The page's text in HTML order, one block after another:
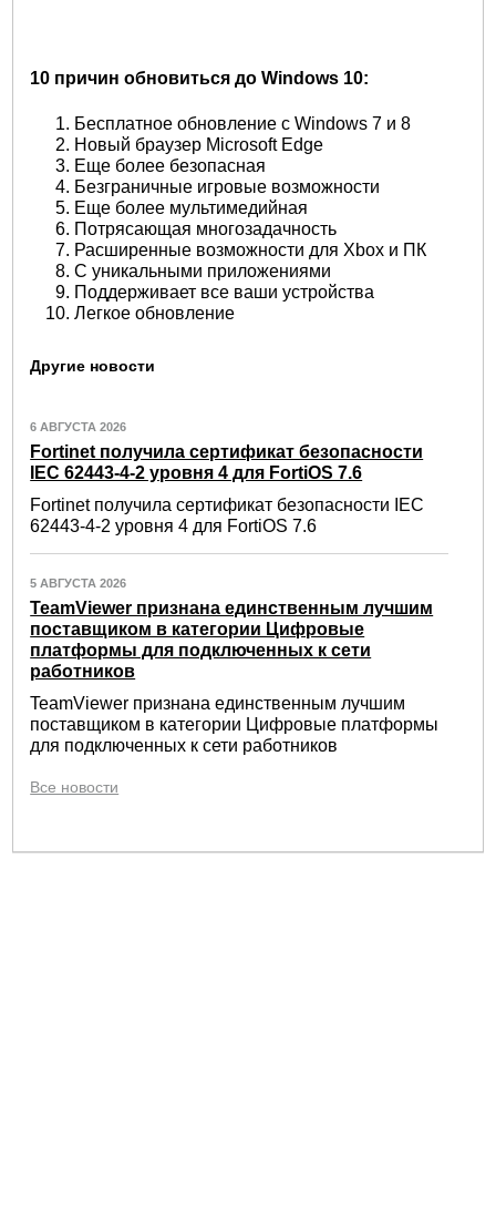
10 причин обновиться до Windows 10:
Бесплатное обновление с Windows 7 и 8
Новый браузер Microsoft Edge
Еще более безопасная
Безграничные игровые возможности
Еще более мультимедийная
Потрясающая многозадачность
Расширенные возможности для Xbox и ПК
С уникальными приложениями
Поддерживает все ваши устройства
Легкое обновление
Другие новости
6 АВГУСТА 2026
Fortinet получила сертификат безопасности
IEC 62443-4-2 уровня 4 для FortiOS 7.6
Fortinet получила сертификат безопасности IEC
62443-4-2 уровня 4 для FortiOS 7.6
5 АВГУСТА 2026
TeamViewer признана единственным лучшим
поставщиком в категории Цифровые
платформы для подключенных к сети
работников
TeamViewer признана единственным лучшим
поставщиком в категории Цифровые платформы
для подключенных к сети работников
Все новости